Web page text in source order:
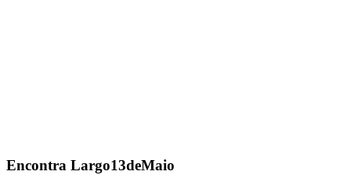
Encontra Largo13deMaio